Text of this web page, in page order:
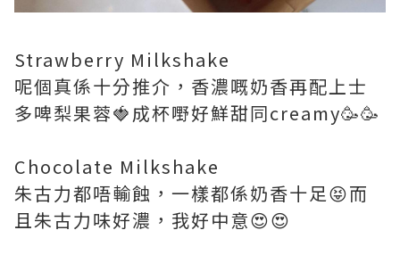
Strawberry Milkshake
呢個真係十分推介，香濃嘅奶香再配上士
多啤梨果蓉🍓成杯嘢好鮮甜同creamy🥳🥳
Chocolate Milkshake
朱古力都唔輸蝕，一樣都係奶香十足😝而
且朱古力味好濃，我好中意😍😍